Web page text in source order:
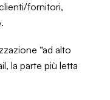
fornitori,
“ad alto
la parte più letta